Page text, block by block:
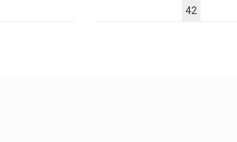
42